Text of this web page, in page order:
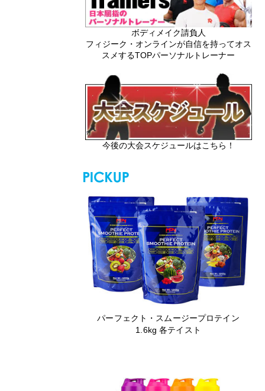
ボディメイク請負人
フィジーク・オンラインが自信を持ってオス
スメするTOPパーソナルトレーナー
今後の大会スケジュールはこちら！
パーフェクト・スムージープロテイン
1.6kg 各テイスト